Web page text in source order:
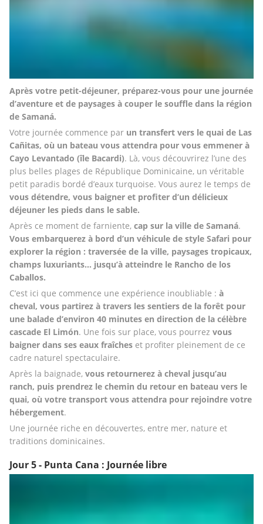
Après votre petit-déjeuner, préparez-vous pour une journée
d’aventure et de paysages à couper le souffle dans la région
de Samaná.
Votre journée commence par un transfert vers le quai de Las
Cañitas, où un bateau vous attendra pour vous emmener à
Cayo Levantado (île Bacardi). Là, vous découvrirez l’une des
plus belles plages de République Dominicaine, un véritable
vous détendre, vous baigner et profiter d’un délicieux
déjeuner les pieds dans le sable.
Après ce moment de farniente, cap sur la ville de Samaná
Vous embarquerez à bord d’un véhicule de style Safari pour
explorer la région : traversée de la ville, paysages tropicaux,
champs luxuriants… jusqu’à atteindre le Rancho de los
Caballos.
C’est ici que commence une expérience inoubliable : à
cheval, vous partirez à travers les sentiers de la forêt pour
une balade d’environ 40 minutes en direction de la célèbre
cascade El Limón. Une fois sur place, vous pourrez vous
baigner dans ses eaux fraîches et profiter pleinement de ce
cadre naturel spectaculaire.
Après la baignade, vous retournerez à cheval jusqu’au
ranch, puis prendrez le chemin du retour en bateau vers le
quai, où votre transport vous attendra pour rejoindre votre
hébergement.
Une journée riche en découvertes, entre mer, nature et
traditions dominicaines.
Jour 5 - Punta Cana : Journée libre